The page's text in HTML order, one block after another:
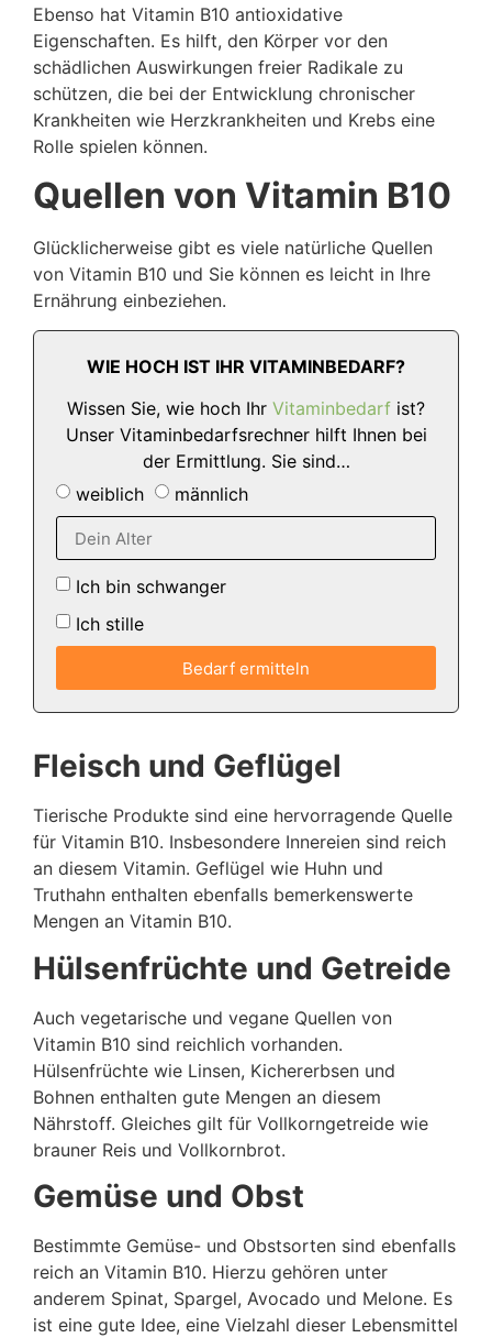
Ebenso hat Vitamin B10 antioxidative
Eigenschaften. Es hilft, den Körper vor den
schädlichen Auswirkungen freier Radikale zu
schützen, die bei der Entwicklung chronischer
Krankheiten wie Herzkrankheiten und Krebs eine
Rolle spielen können.
Quellen von Vitamin B10
Glücklicherweise gibt es viele natürliche Quellen
von Vitamin B10 und Sie können es leicht in Ihre
Ernährung einbeziehen.
WIE HOCH IST IHR VITAMINBEDARF?
Wissen Sie, wie hoch Ihr Vitaminbedarf ist?
Unser Vitaminbedarfsrechner hilft Ihnen bei
der Ermittlung. Sie sind…
weiblich
männlich
Ich bin schwanger
Ich stille
Bedarf ermitteln
Fleisch und Geflügel
Tierische Produkte sind eine hervorragende Quelle
für Vitamin B10. Insbesondere Innereien sind reich
an diesem Vitamin. Geflügel wie Huhn und
Truthahn enthalten ebenfalls bemerkenswerte
Mengen an Vitamin B10.
Hülsenfrüchte und Getreide
Auch vegetarische und vegane Quellen von
Vitamin B10 sind reichlich vorhanden.
Hülsenfrüchte wie Linsen, Kichererbsen und
Bohnen enthalten gute Mengen an diesem
Nährstoff. Gleiches gilt für Vollkorngetreide wie
brauner Reis und Vollkornbrot.
Gemüse und Obst
Bestimmte Gemüse- und Obstsorten sind ebenfalls
reich an Vitamin B10. Hierzu gehören unter
anderem Spinat, Spargel, Avocado und Melone. Es
ist eine gute Idee, eine Vielzahl dieser Lebensmittel